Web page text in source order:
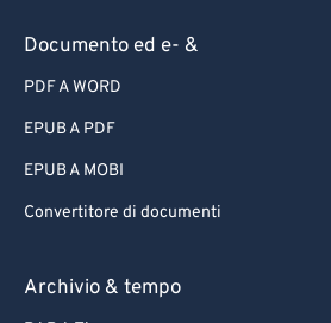
Documento ed e- &
PDF A WORD
EPUB A PDF
EPUB A MOBI
Convertitore di documenti
Archivio & tempo